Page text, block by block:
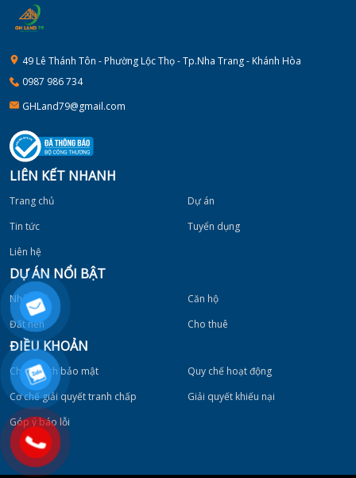
49 Lê Thánh Tôn - Phường Lộc Thọ - Tp.Nha Trang - Khánh Hòa
0987 986 734
GHLand79@gmail.com
LIÊN KẾT NHANH
Trang chủ
Dự án
Tin tức
Tuyển dụng
Liên hệ
DỰ ÁN NỔI BẬT
Nhà phố
Căn hộ
Đất nền
Cho thuê
ĐIỀU KHOẢN
Chính sách bảo mật
Quy chế hoạt động
Cơ chế giải quyết tranh chấp
Giải quyết khiếu nại
Góp ý báo lỗi